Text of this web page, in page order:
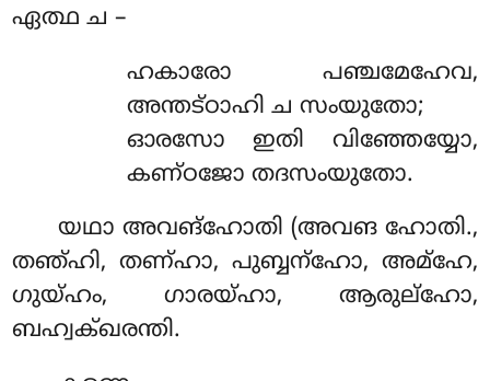
ഏത്ഥ ച –
ഹകാരോ പഞ്ചമേഹേവ,
അന്തട്ഠാഹി ച സംയുതോ;
ഓരസോ ഇതി വിഞ്ഞേയ്യോ,
കണ്ഠജോ തദസംയുതോ.
യഥാ അവങ്ഹോതി (അവങ ഹോതി.,
തഞ്ഹി, തണ്ഹാ, പുബ്ബന്ഹോ, അമ്ഹേ,
ഗുയ്ഹം, ഗാരയ്ഹാ, ആരുല്ഹോ,
ബഹ്വക്ഖരന്തി.